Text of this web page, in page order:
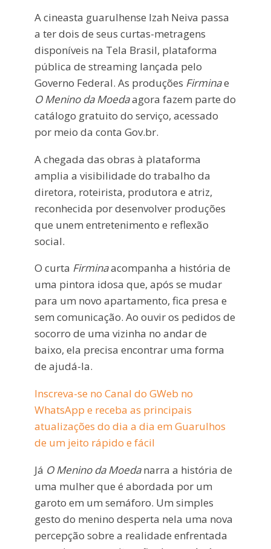
A cineasta guarulhense Izah Neiva passa
a ter dois de seus curtas-metragens
disponíveis na Tela Brasil, plataforma
pública de streaming lançada pelo
Governo Federal. As produções Firminae
O Menino da Moedaagora fazem parte do
catálogo gratuito do serviço, acessado
por meio da conta Gov.br.
A chegada das obras à plataforma
amplia a visibilidade do trabalho da
diretora, roteirista, produtora e atriz,
reconhecida por desenvolver produções
que unem entretenimento e reflexão
social.
O curta Firminaacompanha a história de
uma pintora idosa que, após se mudar
para um novo apartamento, fica presa e
sem comunicação. Ao ouvir os pedidos de
socorro de uma vizinha no andar de
baixo, ela precisa encontrar uma forma
de ajudá-la.
Inscreva-se no Canal do GWeb no
WhatsApp e receba as principais
atualizações do dia a dia em Guarulhos
de um jeito rápido e fácil
Já O Menino da Moedanarra a história de
uma mulher que é abordada por um
garoto em um semáforo. Um simples
gesto do menino desperta nela uma nova
percepção sobre a realidade enfrentada